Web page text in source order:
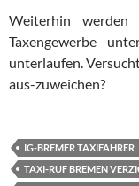
Weiterhin werden
Taxengewerbe
unterlaufen.
aus-zuwei­chen?
IG-BREMER TAXIFAHRER
TAXI-RUF BREMEN